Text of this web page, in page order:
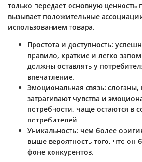
только передает основную ценность
вызывает положительные
использованием товара.
Простота и доступность:
правило, краткие и легко
должны оставлять у
впечатление.
Эмоциональная связь: слоганы,
затрагивают чувства и
потребности, чаще остаются в
потребителей.
Уникальность: чем более
выше вероятность того, что он
фоне конкурентов.